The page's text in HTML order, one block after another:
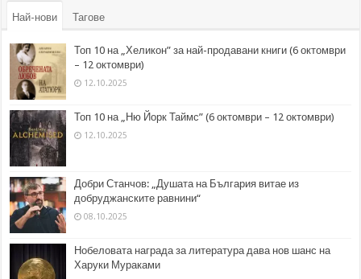
Най-нови Тагове
Топ 10 на „Хеликон” за най-продавани книги (6 октомври
– 12 октомври)
12.10.2025
Топ 10 на „Ню Йорк Таймс” (6 октомври – 12 октомври)
12.10.2025
Добри Станчов: „Душата на България витае из
добруджанските равнини“
08.10.2025
Нобеловата награда за литература дава нов шанс на
Харуки Мураками